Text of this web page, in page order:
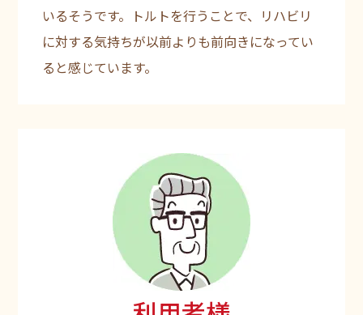
いるそうです。トルトを行うことで、リハビリ
に対する気持ちが以前よりも前向きになってい
ると感じています。